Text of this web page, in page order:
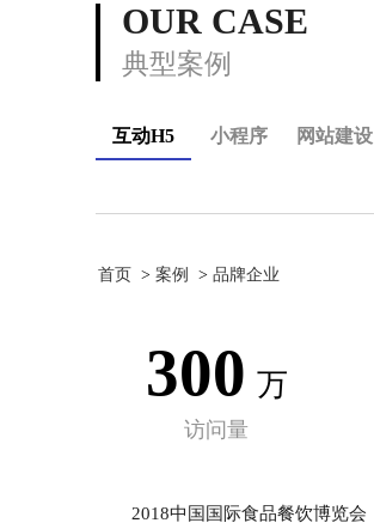
OUR CASE
典型案例
互动H5 小程序 网站建设
首页 案例 品牌企业
300 万
访问量
2018中国国际食品餐饮博览会